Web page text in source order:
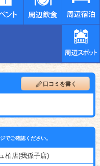
口コミを書く
でご確認ください。
柏店(我孫子店)